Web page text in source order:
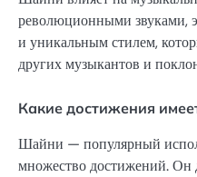
революционными звуками,
и уникальным стилем,
других музыкантов и
Какие достижения
Шайни — популярный
множество достижений. Он